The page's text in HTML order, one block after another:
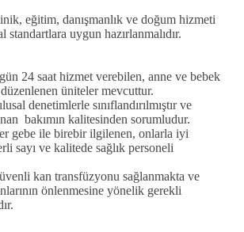
eğitim, danışmanlık ve doğum hizmeti
uygun hazırlanmalıdır.
24 saat hizmet verebilen, anne ve bebek
üniteler mevcuttur.
denetimlerle sınıflandırılmıştır ve
bakımın kalitesinden sorumludur.
gebe ile birebir ilgilenen, onlarla iyi
sayı ve kalitede sağlık personeli
kan transfüzyonu sağlanmakta ve
önlenmesine yönelik gerekli